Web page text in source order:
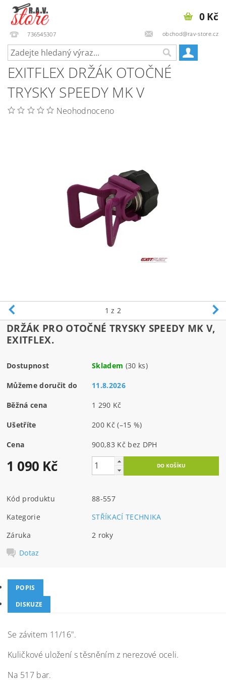
736545307 obchod@rav-store.cz
0 Kč
EXITFLEX DRŽÁK OTOČNÉ
TRYSKY SPEEDY MK V
Neohodnoceno
1 z 2
DRŽÁK PRO OTOČNÉ TRYSKY SPEEDY MK V,
EXITFLEX.
Dostupnost Skladem (30 ks)
Můžeme doručit do 11.8.2026
Běžná cena 1 290 Kč
Ušetříte 200 Kč(–15 %)
Cena 900,83 Kč bez DPH
1 090 Kč
Kód produktu
88-557
Kategorie
STŘÍKACÍ TECHNIKA
Záruka
2 roky
Dotaz
POPIS
DISKUZE
Se závitem 11/16".
Kuličkové uložení s těsněním z nerezové oceli.
Na 517 bar.